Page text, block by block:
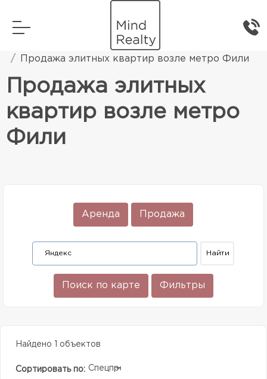
Элитная жилая недвижимость
Продажа элитных квартир возле метро Фили
Продажа элитных
квартир возле метро
Фили
Аренда Продажа
Поиск по карте Фильтры
Найдено 1 объектов
Сортировать по: Спецпредолжение